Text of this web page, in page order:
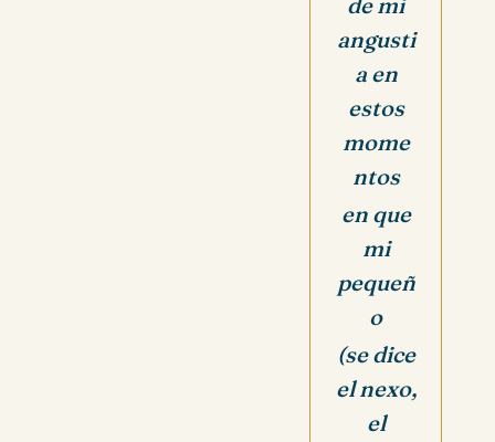
angusti
a en
estos
mome
ntos
en que
mi
pequeñ
o
(se dice
el nexo,
el